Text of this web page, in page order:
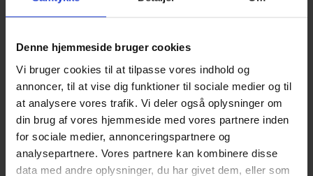
Denne hjemmeside bruger cookies
Vi bruger cookies til at tilpasse vores indhold og
annoncer, til at vise dig funktioner til sociale medier og til
at analysere vores trafik. Vi deler også oplysninger om
din brug af vores hjemmeside med vores partnere inden
for sociale medier, annonceringspartnere og
analysepartnere. Vores partnere kan kombinere disse
data med andre oplysninger, du har givet dem, eller som
og få en anmelderrost madoplevelse